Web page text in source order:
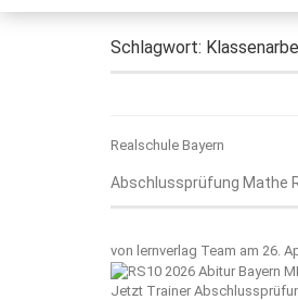
Schlagwort:
Realschule Bayern
Abschlussprüfung Mathe
von lernverlag Team am 26.
Jetzt Trainer